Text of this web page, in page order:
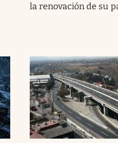
la renovación de su